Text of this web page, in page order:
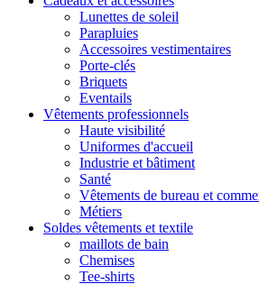
Lunettes de soleil
Parapluies
Accessoires vestimentaires
Porte-clés
Briquets
Eventails
Vêtements professionnels
Haute visibilité
Uniformes d'accueil
Industrie et bâtiment
Santé
Vêtements de bureau et
Métiers
Soldes vêtements et textile
maillots de bain
Chemises
Tee-shirts